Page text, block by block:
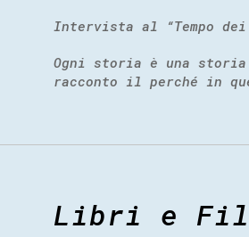
Intervista al “Tempo
Ogni storia è una storia
racconto il perché in
Libri e